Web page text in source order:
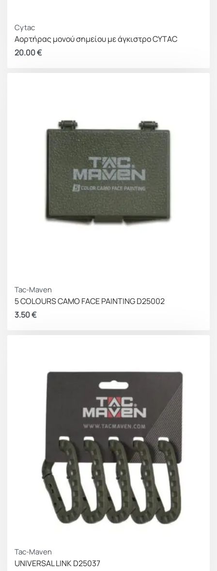
Cytac
Αορτήρας μονού σημείου με άγκιστρο CYTAC
20.00€
Tac-Maven
5 COLOURS CAMO FACE PAINTING D25002
3.50€
Tac-Maven
UNIVERSAL LINK D25037